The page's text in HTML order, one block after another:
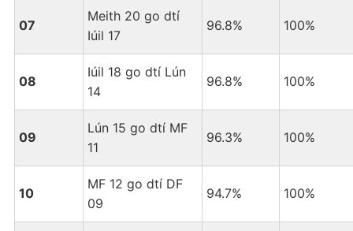
07
Meith 20 go dtí
Iúil 17
96.8% 100%
08
Iúil 18 go dtí Lún
14
96.8% 100%
09
Lún 15 go dtí MF
11
96.3% 100%
10
MF 12 go dtí DF
09
94.7% 100%